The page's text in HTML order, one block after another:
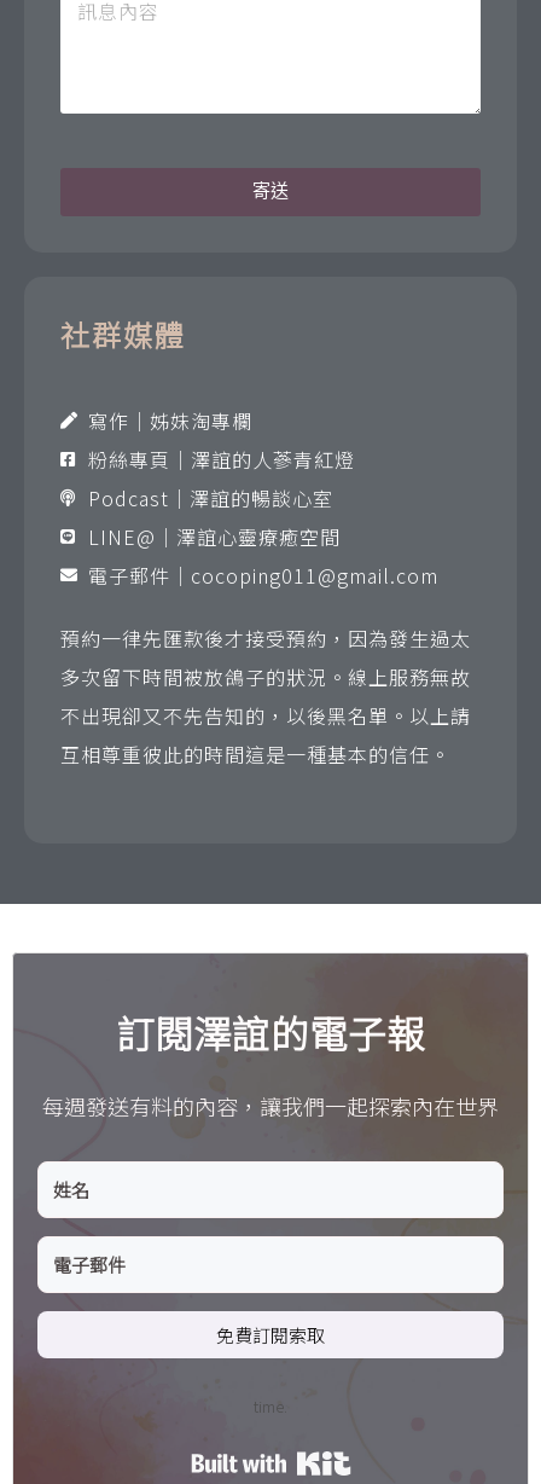
寄送
社群媒體
寫作｜姊妹淘專欄
粉絲專頁｜澤誼的人蔘青紅燈
Podcast｜澤誼的暢談心室
LINE@｜澤誼心靈療癒空間
電子郵件｜ cocoping011@gmail.com
預約一律先匯款後才接受預約，因為發生過太
多次留下時間被放鴿子的狀況。線上服務無故
不出現卻又不先告知的，以後黑名單。以上請
互相尊重彼此的時間這是一種基本的信任。
訂閱澤誼的電子報
每週發送有料的內容，讓我們一起探索內在世界
免費訂閱索取
time.